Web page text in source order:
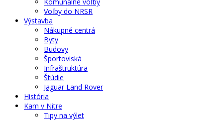
Voľby do NRSR
Výstavba
Nákupné centrá
Byty
Budovy
Športoviská
Infraštruktúra
Štúdie
Jaguar Land Rover
História
Kam v Nitre
Tipy na výlet